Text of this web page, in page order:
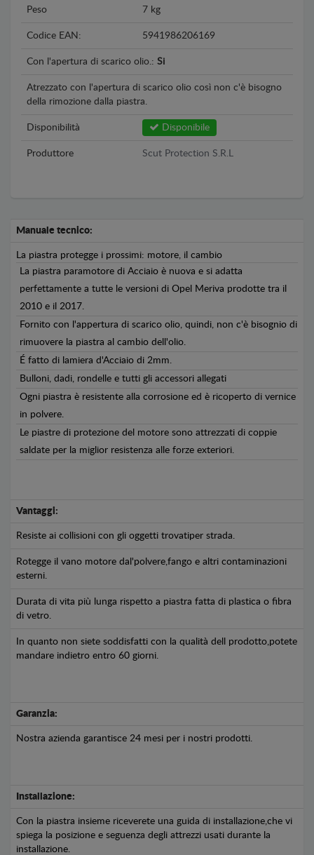
Peso 7 kg
Codice EAN: 5941986206169
Con l'apertura di scarico olio.: Si
Atrezzato con l'apertura di scarico olio così non c'è bisogno
della rimozione dalla piastra.
Disponibilità Disponibile
Produttore Scut Protection S.R.L
Manuale tecnico:
La piastra protegge i prossimi: motore, il cambio
La piastra paramotore di Acciaio è nuova e si adatta
perfettamente a tutte le versioni di Opel Meriva prodotte tra il
2010 e il 2017.
Fornito con l'appertura di scarico olio, quindi, non c'è bisognio di
rimuovere la piastra al cambio dell'olio.
É fatto di lamiera d'Acciaio di 2mm.
Bulloni, dadi, rondelle e tutti gli accessori allegati
Ogni piastra è resistente alla corrosione ed è ricoperto di vernice
in polvere.
Le piastre di protezione del motore sono attrezzati di coppie
saldate per la miglior resistenza alle forze exteriori.
Vantaggi:
Resiste ai collisioni con gli oggetti trovatiper strada.
Rotegge il vano motore dal'polvere,fango e altri contaminazioni
esterni.
Durata di vita più lunga rispetto a piastra fatta di plastica o fibra
di vetro.
In quanto non siete soddisfatti con la qualità dell prodotto,potete
mandare indietro entro 60 giorni.
Garanzia:
Nostra azienda garantisce 24 mesi per i nostri prodotti.
Installazione:
Con la piastra insieme riceverete una guida di installazione,che vi
spiega la posizione e seguenza degli attrezzi usati durante la
installazione.